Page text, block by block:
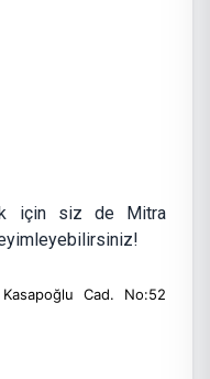
için siz de Mitra
Cad. No:52